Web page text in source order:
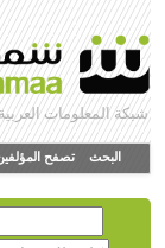
شبكة المعلومات
البحث تصفح